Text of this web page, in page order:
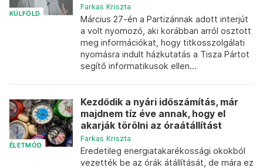
KÜLFÖLD
Farkas Kriszta
Március 27-én a Partizánnak adott interjút
a volt nyomozó, aki korábban arról osztott
meg információkat, hogy titkosszolgálati
nyomásra indult házkutatás a Tisza Pártot
segítő informatikusok ellen...
ÉLETMÓD
Kezdődik a nyári időszámítás, már
majdnem tíz éve annak, hogy el
akarják törölni az óraátállítást
Farkas Kriszta
Eredetileg energiatakarékossági okokból
vezették be az órák átállítását, de mára ez